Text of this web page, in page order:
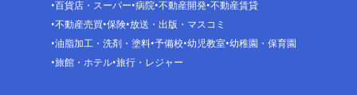
百貨店・スーパー 病院 不動産開発 不動産賃貸
不動産売買 保険 放送・出版・マスコミ
油脂加工・洗剤・塗料 予備校 幼児教室 幼稚園・保育園
旅館・ホテル 旅行・レジャー